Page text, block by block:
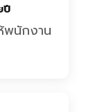
ปี
พนักงาน